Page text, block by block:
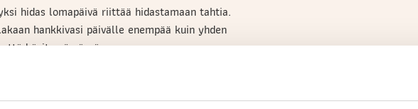
hidas lomapäivä riittää hidastamaan tahtia.
hankkivasi päivälle enempää kuin yhden
kävit syömässä.